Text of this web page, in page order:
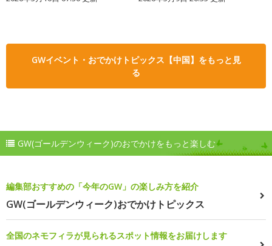
GWイベント・おでかけトピックス【中国】をもっと見
る
GW(ゴールデンウィーク)のおでかけをもっと楽しむ
編集部おすすめの「今年のGW」の楽しみ方を紹介
GW(ゴールデンウィーク)おでかけトピックス
全国のネモフィラが見られるスポット情報をお届けします